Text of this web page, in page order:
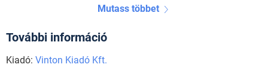
Mutass többet
További információ
Kiadó: Vinton Kiadó Kft.